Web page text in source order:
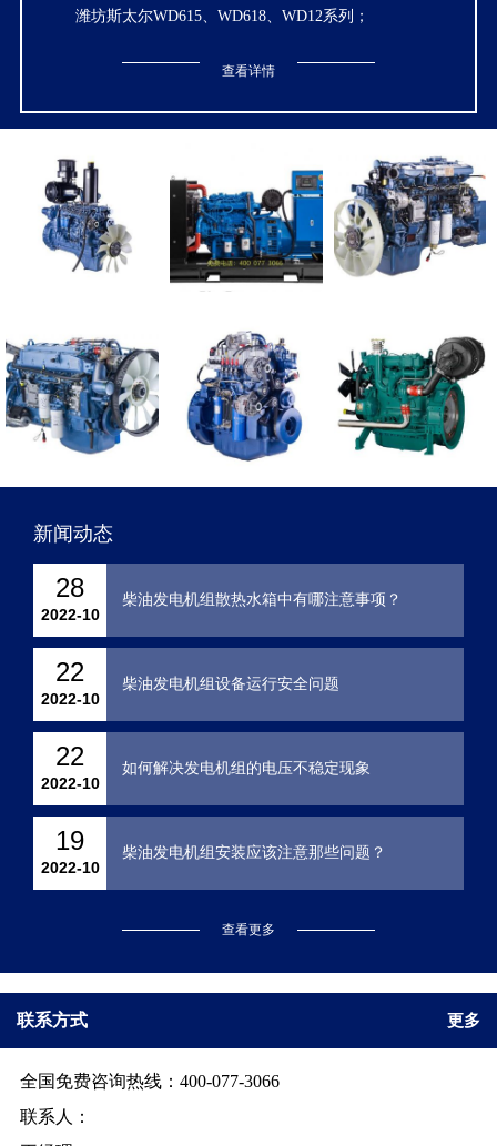
潍坊斯太尔WD615、WD618、WD12系列；
6113、6126系列等柴油机配件。
潍坊发电机组包括英国里卡多系列发电机组、潍坊道依
茨发电机组、潍坊斯太尔发电机组、潍坊6160、6170发电机
组。
按用途分有固定动力用柴油机、发电设备用柴油机、重
船舶动力用柴油机，按照功率分从8KW-2000KW，按照转速
分从750转-2800转，按照缸数分2缸、3缸、4缸、6缸、8
缸、V12缸、V16缸等配件。
我们实力雄厚，一切以诚信为本，质量保证，以薄利多
销和服务客户为宗旨，赢得了广大客户的信任。
查看详情
新闻动态
28
2022-10
柴油发电机组散热水箱中有哪注意事项？
22
2022-10
柴油发电机组设备运行安全问题
22
2022-10
如何解决发电机组的电压不稳定现象
19
2022-10
柴油发电机组安装应该注意那些问题？
查看更多
联系方式 更多
全国免费咨询热线：400-077-3066
联系人：